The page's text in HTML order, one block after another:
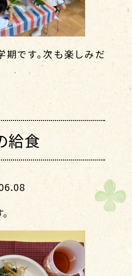
期です。次も楽しみだ
給食